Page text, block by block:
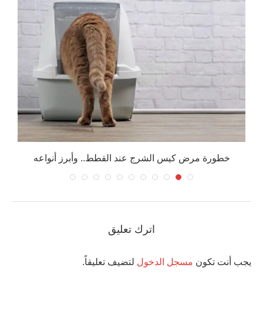
خطورة مرض كيس الشرج عند القطط.. وأبرز أنواعه
اترك تعليق
يجب أنت تكون مسجل الدخول لتضيف تعليقاً.